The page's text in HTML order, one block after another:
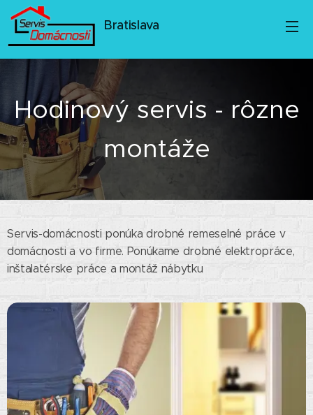
Bratislava
Hodinový servis - rôzne
montáže
Servis-domácnosti ponúka drobné remeselné práce v
domácnosti a vo firme. Ponúkame drobné elektropráce,
inštalatérske práce a montáž nábytku